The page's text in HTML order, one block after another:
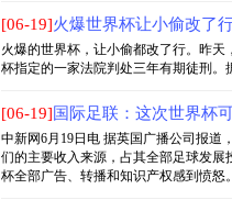
[06-19]火爆世界杯让小偷改了
火爆的世界杯，让小偷都改了行。昨
杯指定的一家法院判处三年有期徒刑。
[06-19] 国际足联：这次世界杯
中新网6月19日电 据英国广播公司报道
们的主要收入来源，占其全部足球发
杯全部广告、转播和知识产权感到愤怒